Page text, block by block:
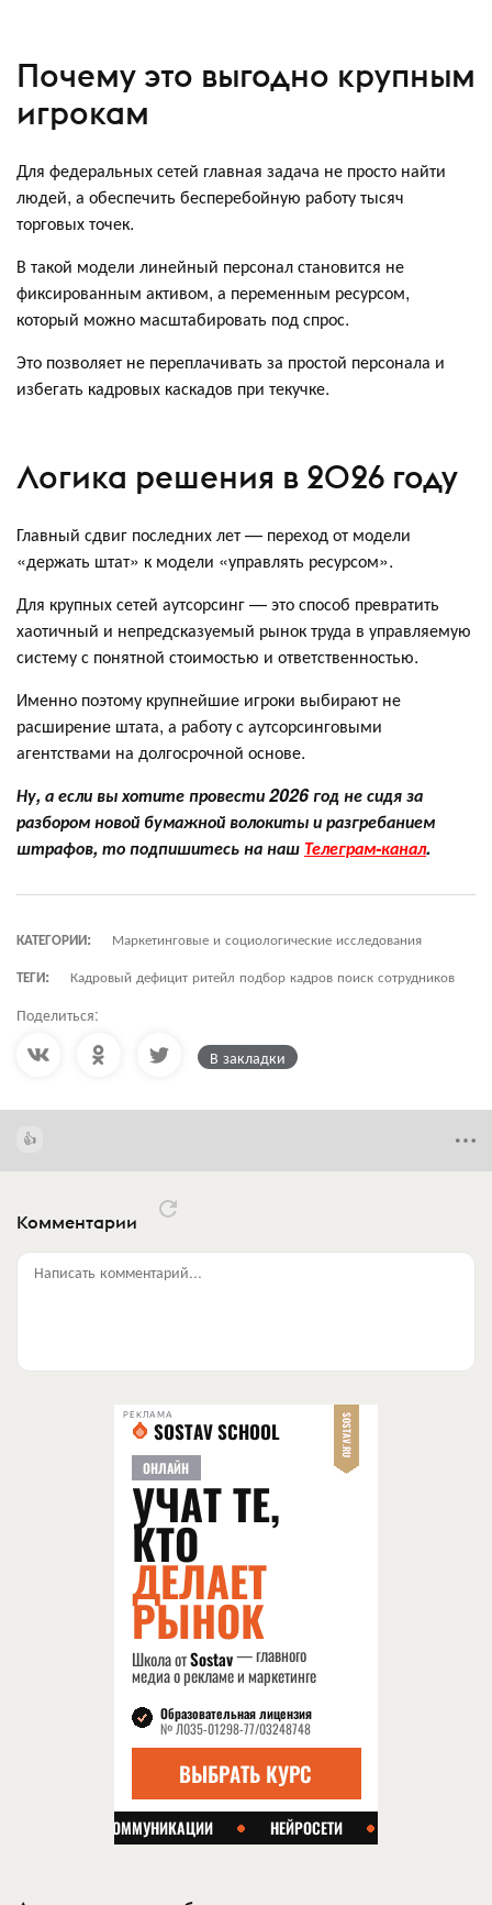
Почему это выгодно крупным
игрокам
Для федеральных сетей главная задача не просто найти
людей, а обеспечить бесперебойную работу тысяч
торговых точек.
В такой модели линейный персонал становится не
фиксированным активом, а переменным ресурсом,
который можно масштабировать под спрос.
Это позволяет не переплачивать за простой персонала и
избегать кадровых каскадов при текучке.
Логика решения в 2026 году
Главный сдвиг последних лет — переход от модели
«держать штат» к модели «управлять ресурсом».
Для крупных сетей аутсорсинг — это способ превратить
хаотичный и непредсказуемый рынок труда в управляемую
систему с понятной стоимостью и ответственностью.
Именно поэтому крупнейшие игроки выбирают не
расширение штата, а работу с аутсорсинговыми
агентствами на долгосрочной основе.
Ну, а если вы хотите провести 2026 год не сидя за
разбором новой бумажной волокиты и разгребанием
штрафов, то подпишитесь на наш Телеграм-канал.
КАТЕГОРИИ:
Маркетинговые и социологические исследования
ТЕГИ:
Кадровый дефицит ритейл подбор кадров поиск сотрудников
Поделиться:
В закладки
Комментарии
Написать комментарий...
РЕКЛАМА